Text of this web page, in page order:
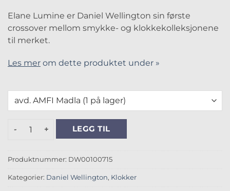
Elane Lumine er Daniel Wellington sin første
crossover mellom smykke- og klokkekolleksjonene
til merket.
Les mer om dette produktet under »
Elan Lumine Gullfarget Stål / Hvit antall
LEGG TIL
Produktnummer: DW00100715
Kategorier: Daniel Wellington, Klokker